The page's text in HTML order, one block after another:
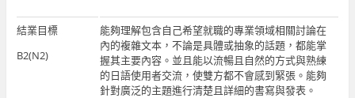
結業目標
B2(N2)
能夠理解包含自己希望就職的專業領域相關討論在
內的複雜文本，不論是具體或抽象的話題，都能掌
握其主要內容。並且能以流暢且自然的方式與熟練
的日語使用者交流，使雙方都不會感到緊張。能夠
針對廣泛的主題進行清楚且詳細的書寫與發表。